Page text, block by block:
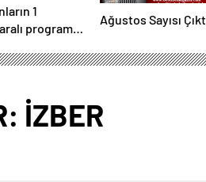
1
programı
Ağustos Sayısı
İZBER